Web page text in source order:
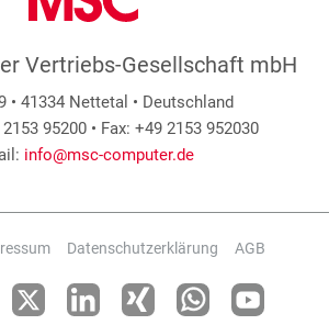
Vertriebs-Gesellschaft mbH
• 41334 Nettetal • Deutschland
95200 • Fax: +49 2153 952030
info@msc-computer.de
Datenschutzerklärung AGB